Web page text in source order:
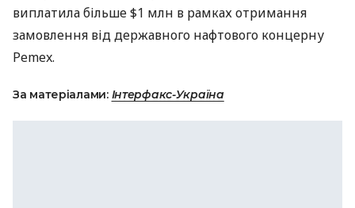
виплатила більше $1 млн в рамках отримання
замовлення від державного нафтового концерну
Pemex.
За матеріалами: Інтерфакс-Україна